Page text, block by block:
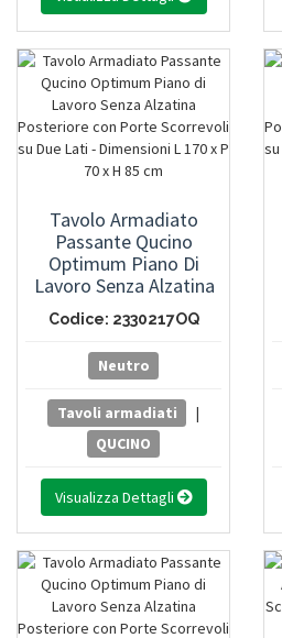
Tavolo Armadiato
Passante Qucino
Optimum Piano Di
Lavoro Senza Alzatina
Posteriore Con Porte
Scorrevoli Su Due Lati -
Dimensioni L 170 X P 70
X H 85 Cm
Codice: 2330217OQ
Neutro
Tavoli armadiati
|
QUCINO
Visualizza Dettagli